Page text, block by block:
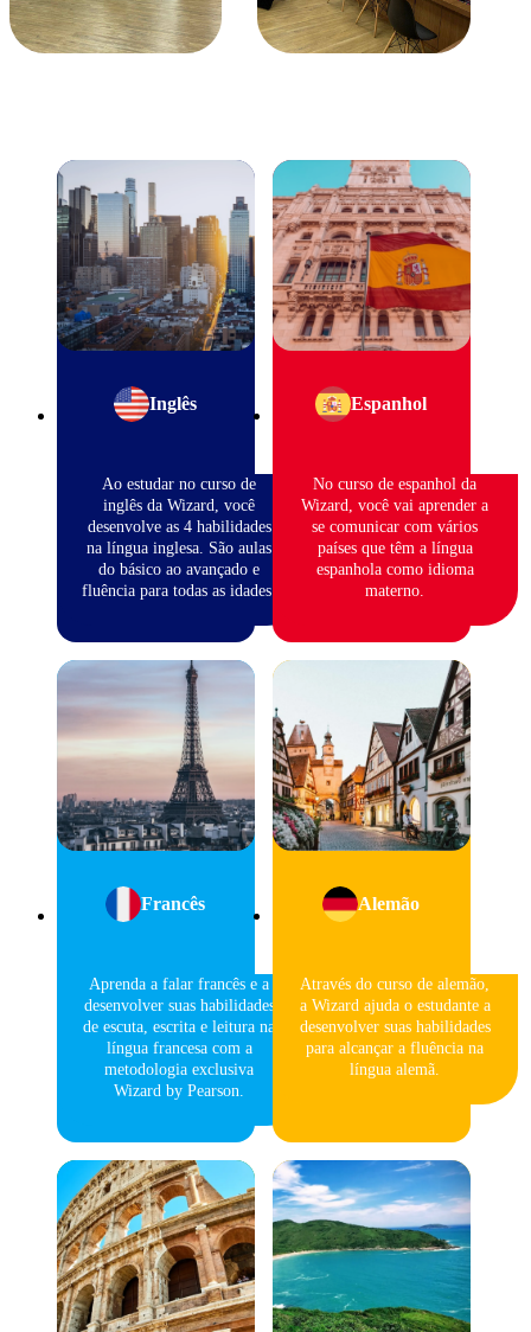
Inglês
Ao estudar no curso de
inglês da Wizard, você
desenvolve as 4 habilidades
na língua inglesa. São aulas
do básico ao avançado e
fluência para todas as idades.
Espanhol
No curso de espanhol da
Wizard, você vai aprender a
se comunicar com vários
países que têm a língua
espanhola como idioma
materno.
Francês
Aprenda a falar francês e a
desenvolver suas habilidades
de escuta, escrita e leitura na
língua francesa com a
metodologia exclusiva
Wizard by Pearson.
Alemão
Através do curso de alemão,
a Wizard ajuda o estudante a
desenvolver suas habilidades
para alcançar a fluência na
língua alemã.